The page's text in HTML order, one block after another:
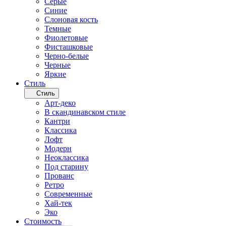
Синие
Слоновая кость
Темные
Фиолетовые
Фисташковые
Черно-белые
Черные
Яркие
Стиль
Стиль
Арт-деко
В скандинавском стиле
Кантри
Классика
Лофт
Модерн
Неоклассика
Под старину
Прованс
Ретро
Современные
Хай-тек
Эко
Стоимость